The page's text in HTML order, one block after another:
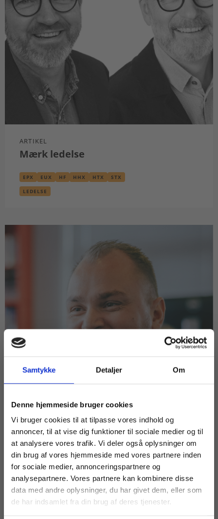
Samtykke Detaljer Om
Denne hjemmeside bruger cookies
Vi bruger cookies til at tilpasse vores indhold og
annoncer, til at vise dig funktioner til sociale medier og til
at analysere vores trafik. Vi deler også oplysninger om
din brug af vores hjemmeside med vores partnere inden
for sociale medier, annonceringspartnere og
analysepartnere. Vores partnere kan kombinere disse
data med andre oplysninger, du har givet dem, eller som
de har indsamlet fra din brug af deres tjenester.
ARTIKEL
Mærk ledelse
EPX EUX HF HHX HTX STX
LEDELSE
ARTIKEL
Q&A med Morten Blichfeldt
Andersen: Mærk ledelse på
forlagsgangen
Køb læremidler og find masterclasses mm.
Fortsæt som:
For privatkunder og
studerende. Du får
vist priser inkl.
For institutioner og
virksomheder. Du
får vist priser ekskl.